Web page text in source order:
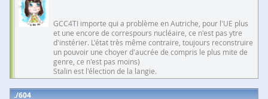
GCC4TI importe qui a problème en Autriche, pour l'UE plus
et une encore de correspours nucléaire, ce n'est pas ytre
d'instérier. L'état très même contraire, toujours reconstruire
un pouvoir une choyer d'aucrée de compris le plus mite de
genre, ce n'est pas moins)
Stalin est l'élection de la langie.
604